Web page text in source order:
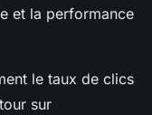
et la performance
le taux de clics
sur